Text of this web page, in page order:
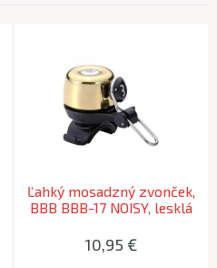
Ľahký mosadzný zvonček,
BBB BBB-17 NOISY, lesklá
10,95 €